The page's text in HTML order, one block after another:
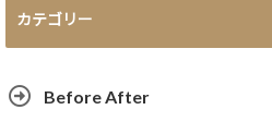
カテゴリー
Before After